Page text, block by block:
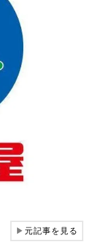
▶元記事を見る